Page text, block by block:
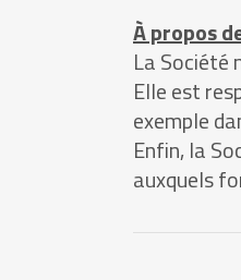
À propos
La Société
Elle est
exemple
Enfin, la
auxquels